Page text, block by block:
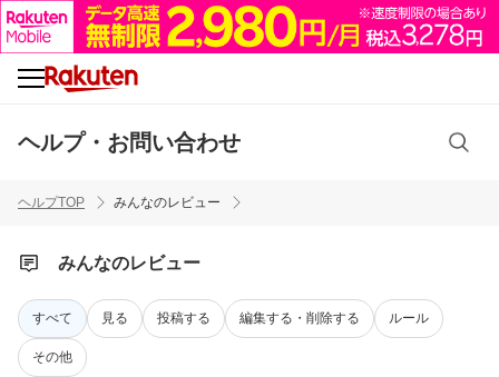
ヘルプ・お問い合わせ
ヘルプTOP みんなのレビュー
みんなのレビュー
すべて 見る 投稿する 編集する・削除する ルール
その他